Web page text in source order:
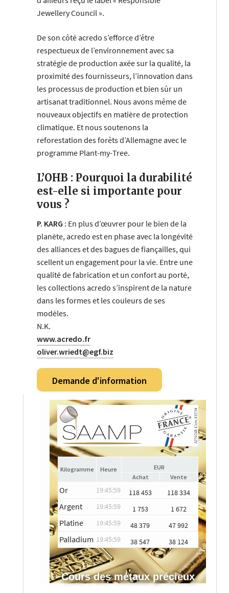
Jewellery Council ».
De son côté acredo s’efforce d’être
respectueux de l’environnement avec sa
stratégie de production axée sur la qualité, la
proximité des fournisseurs, l’innovation dans
les processus de production et bien sûr un
artisanat traditionnel. Nous avons même de
nouveaux objectifs en matière de protection
climatique. Et nous soutenons la
reforestation des forêts d’Allemagne avec le
programme Plant-my-Tree.
L’OHB : Pourquoi la durabilité
est-elle si importante pour
vous ?
P. KARG : En plus d’œuvrer pour le bien de la
planète, acredo est en phase avec la longévité
des alliances et des bagues de fiançailles, qui
scellent un engagement pour la vie. Entre une
qualité de fabrication et un confort au porté,
les collections acredo s’inspirent de la nature
dans les formes et les couleurs de ses
modèles.
N.K.
www.acredo.fr
oliver.wriedt@egf.biz
Demande d'information
Heure
EUR
Achat
Vente
Or 19:45:59 118 453 118 334
Argent 19:45:59 1 753 1 672
Platine 19:45:59 48 379 47 992
Palladium 19:45:59 38 547 38 124
Cours des métaux précieux